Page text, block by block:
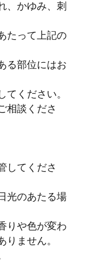
、かゆみ、刺
たって上記の
る部位にはお
ください。
相談くださ
してくださ
光のあたる場
りや色が変わ
りません。